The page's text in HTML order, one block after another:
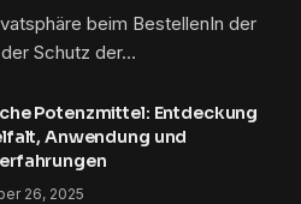
beim BestellenIn der
Schutz der…
Potenzmittel: Entdeckung
Anwendung und
26, 2025